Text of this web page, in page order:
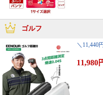
ゴルフ
＼11,440
11,980